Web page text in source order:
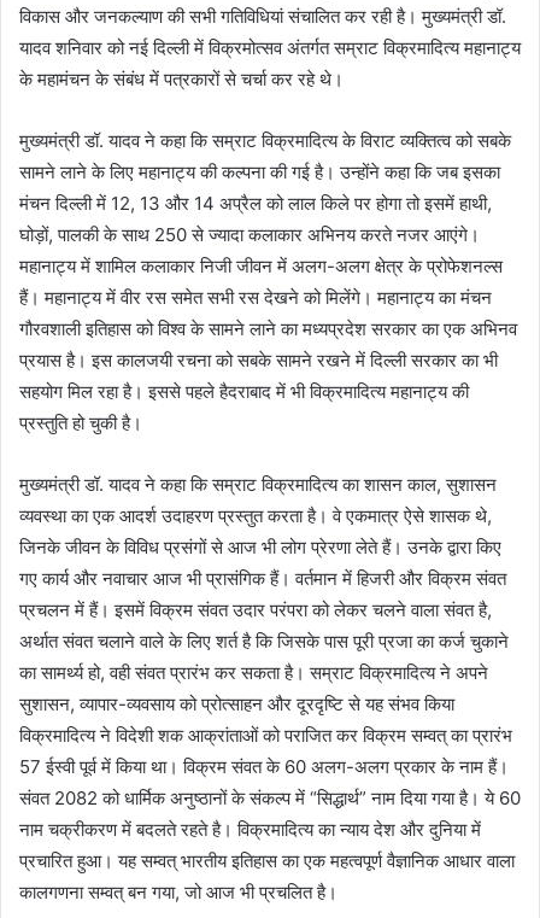
विकास और जनकल्याण की सभी गतिविधियां संचालित कर रही है। मुख्यमंत्री डॉ.
यादव शनिवार को नई दिल्ली में विक्रमोत्सव अंतर्गत सम्राट विक्रमादित्य महानाट्य
के महामंचन के संबंध में पत्रकारों से चर्चा कर रहे थे।
मुख्यमंत्री डॉ. यादव ने कहा कि सम्राट विक्रमादित्य के विराट व्यक्तित्व को सबके
सामने लाने के लिए महानाट्य की कल्पना की गई है। उन्होंने कहा कि जब इसका
मंचन दिल्ली में 12, 13 और 14 अप्रैल को लाल किले पर होगा तो इसमें हाथी,
घोड़ों, पालकी के साथ 250 से ज्यादा कलाकार अभिनय करते नजर आएंगे।
महानाट्य में शामिल कलाकार निजी जीवन में अलग-अलग क्षेत्र के प्रोफेशनल्स
हैं। महानाट्य में वीर रस समेत सभी रस देखने को मिलेंगे। महानाट्य का मंचन
गौरवशाली इतिहास को विश्व के सामने लाने का मध्यप्रदेश सरकार का एक अभिनव
प्रयास है। इस कालजयी रचना को सबके सामने रखने में दिल्ली सरकार का भी
सहयोग मिल रहा है। इससे पहले हैदराबाद में भी विक्रमादित्य महानाट्य की
प्रस्तुति हो चुकी है।
मुख्यमंत्री डॉ. यादव ने कहा कि सम्राट विक्रमादित्य का शासन काल, सुशासन
व्यवस्था का एक आदर्श उदाहरण प्रस्तुत करता है। वे एकमात्र ऐसे शासक थे,
जिनके जीवन के विविध प्रसंगों से आज भी लोग प्रेरणा लेते हैं। उनके द्वारा किए
गए कार्य और नवाचार आज भी प्रासंगिक हैं। वर्तमान में हिजरी और विक्रम संवत
प्रचलन में हैं। इसमें विक्रम संवत उदार परंपरा को लेकर चलने वाला संवत है,
अर्थात संवत चलाने वाले के लिए शर्त है कि जिसके पास पूरी प्रजा का कर्ज चुकाने
का सामर्थ्य हो, वही संवत प्रारंभ कर सकता है। सम्राट विक्रमादित्य ने अपने
सुशासन, व्यापार-व्यवसाय को प्रोत्साहन और दूरदृष्टि से यह संभव किया
विक्रमादित्य ने विदेशी शक आक्रांताओं को पराजित कर विक्रम सम्वत् का प्रारंभ
57 ईस्वी पूर्व में किया था। विक्रम संवत के 60 अलग-अलग प्रकार के नाम हैं।
संवत 2082 को धार्मिक अनुष्ठानों के संकल्प में “सिद्धार्थ” नाम दिया गया है। ये 60
नाम चक्रीकरण में बदलते रहते है। विक्रमादित्य का न्याय देश और दुनिया में
प्रचारित हुआ। यह सम्वत् भारतीय इतिहास का एक महत्वपूर्ण वैज्ञानिक आधार वाला
कालगणना सम्वत् बन गया, जो आज भी प्रचलित है।